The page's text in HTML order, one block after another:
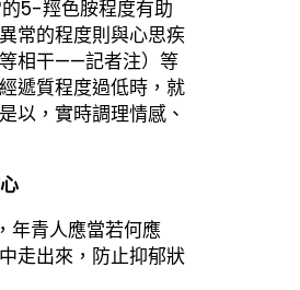
5-羥色胺程度有助
常的程度則與心思疾
相干——記者注）等
遞質程度過低時，就
以，實時調理情感、
年青人應當若何應
走出來，防止抑郁狀